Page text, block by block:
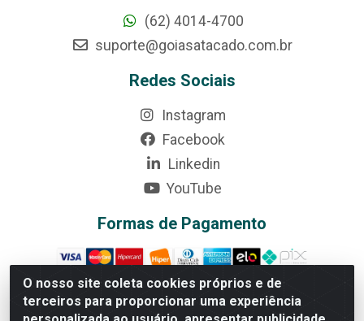
O nosso site coleta cookies próprios e de
terceiros para proporcionar uma experiência
(62) 4014-4700
suporte@goiasatacado.com.br
Redes Sociais
Instagram
Facebook
Linkedin
YouTube
Formas de Pagamento